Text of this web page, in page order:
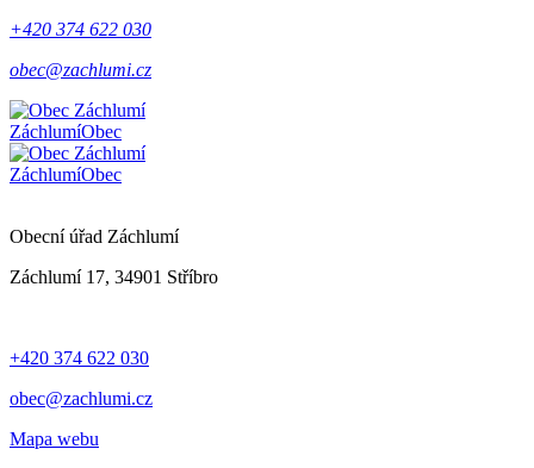
+420 374 622 030
obec@zachlumi.cz
ZáchlumíObec
ZáchlumíObec
Obecní úřad Záchlumí
Záchlumí 17, 34901 Stříbro
+420 374 622 030
obec@zachlumi.cz
Mapa webu